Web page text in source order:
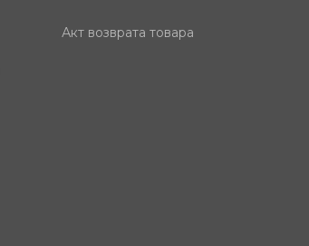
Акт возврата товара